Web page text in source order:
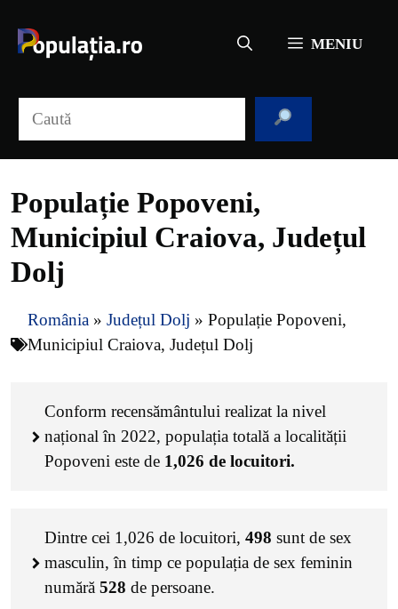
conținut
MENIU
Populație Popoveni,
Municipiul Craiova, Județul
Dolj
România » Județul Dolj » Populație Popoveni,
Municipiul Craiova, Județul Dolj
Conform recensământului realizat la nivel
național în 2022, populația totală a localității
Popoveni este de 1,026 de locuitori.
Dintre cei 1,026 de locuitori, 498 sunt de sex
masculin, în timp ce populația de sex feminin
numără 528 de persoane.